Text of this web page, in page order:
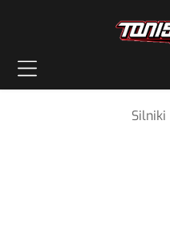
Silniki